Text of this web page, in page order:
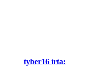
tyber16 írta: